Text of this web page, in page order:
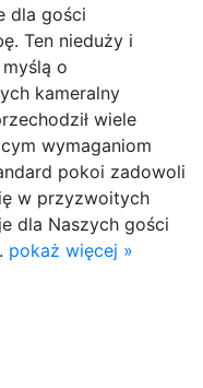
dla gości
Ten nieduży i
o
kameralny
wiele
wymaganiom
pokoi zadowoli
w przyzwoitych
dla Naszych gości
pokaż więcej »